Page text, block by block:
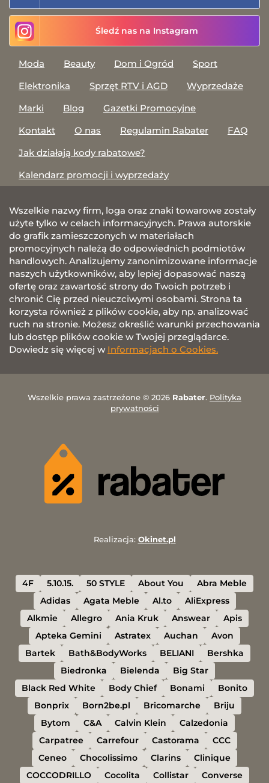
Śledź nas na Instagram
Moda Beauty Dom i Ogród
Sport
Elektronika
Sprzęt RTV i AGD
Wyprzedaże
Marki
Blog
Gazetki Promocyjne
Kontakt
O nas Regulamin Rabater
FAQ
Jak działają kody rabatowe?
Kalendarz promocji i wyprzedaży
Wszelkie nazwy firm, loga oraz znaki towarowe zostały
użyte tylko w celach informacyjnych. Prawa autorskie
do grafik zamieszczonych w materiałach
promocyjnych należą do odpowiednich podmiotów
handlowych. Analizujemy zanonimizowane informacje
naszych użytkowników, aby lepiej dopasować naszą
ofertę oraz zawartość strony do Twoich potrzeb i
chronić Cię przed nieuczciwymi osobami. Strona ta
korzysta również z plików cookie, aby np. analizować
ruch na stronie. Możesz określić warunki przechowania
lub dostęp plików cookie w Twojej przeglądarce.
Dowiedz się więcej w Informacjach o Cookies.
Wszelkie prawa zastrzeżone © 2026 Rabater. Polityka
prywatności
Realizacja: Okinet.pl
4F 5.10.15. 50 STYLE About You
Abra Meble
Adidas
Agata Meble Al.to
AliExpress
Alkmie
Allegro Ania Kruk Answear
Apis
Apteka Gemini
Astratex Auchan
Avon
Bartek
Bath&BodyWorks BELIANI
Bershka
Biedronka
Bielenda
Big Star
Black Red White
Body Chief Bonami
Bonito
Bonprix
Born2be.pl Bricomarche
Briju
Bytom
C&A Calvin Klein
Calzedonia
Carpatree
Carrefour Castorama
CCC
Ceneo
Chocolissimo Clarins
Clinique
COCCODRILLO
Cocolita Collistar Converse